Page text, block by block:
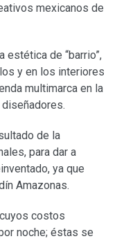
mexicanos de
estética de “barrio”,
y en los interiores
multimarca en la
de la
para dar a
ya que
Amazonas.
costos
noche; éstas se